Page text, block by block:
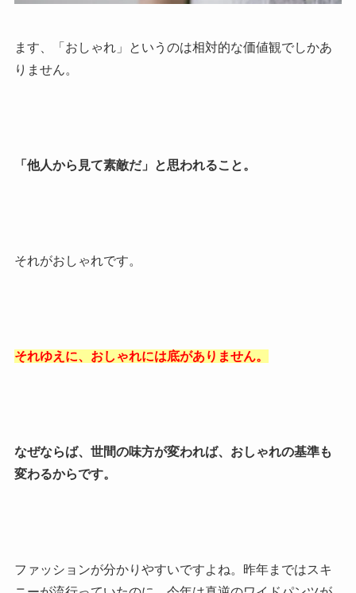
ます、「おしゃれ」というのは相対的な価値観でしかあ
りません。
「他人から見て素敵だ」と思われること。
それがおしゃれです。
それゆえに、おしゃれには底がありません。
なぜならば、世間の味方が変われば、おしゃれの基準も
変わるからです。
ファッションが分かりやすいですよね。昨年まではスキ